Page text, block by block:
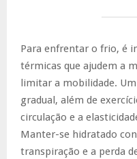
Para enfrentar o frio, é
térmicas que ajudem a
limitar a mobilidade.
gradual, além de
circulação e a
Manter-se hidratado
transpiração e a perda